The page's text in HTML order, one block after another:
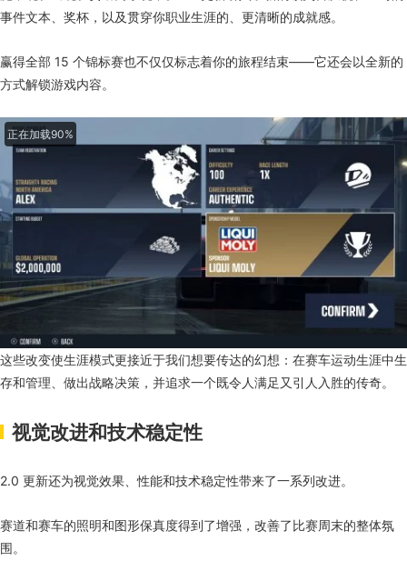
事件文本、奖杯，以及贯穿你职业生涯的、更清晰的成就感。
赢得全部 15 个锦标赛也不仅仅标志着你的旅程结束——它还会以全新的
方式解锁游戏内容。
这些改变使生涯模式更接近于我们想要传达的幻想：在赛车运动生涯中生
存和管理、做出战略决策，并追求一个既令人满足又引人入胜的传奇。
视觉改进和技术稳定性
2.0 更新还为视觉效果、性能和技术稳定性带来了一系列改进。
赛道和赛车的照明和图形保真度得到了增强，改善了比赛周末的整体氛
围。